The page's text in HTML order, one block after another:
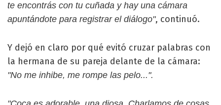
te encontrás con tu cuñada y hay una cámara
apuntándote para registrar el diálogo", continuó.
Y dejó en claro por qué evitó cruzar palabras con
la hermana de su pareja delante de la cámara:
"No me inhibe, me rompe las pelo...".